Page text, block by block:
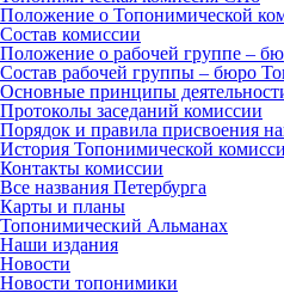
Положение о Топонимической
Состав комиссии
Положение о рабочей группе –
Состав рабочей группы – бюро
Основные принципы
Протоколы заседаний комиссии
Порядок и правила присвоения
История Топонимической
Контакты комиссии
Все названия Петербурга
Карты и планы
Топонимический Альманах
Наши издания
Новости
Новости топонимики